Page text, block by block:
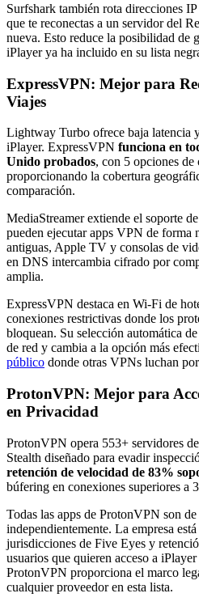
Surfshark también rota direcciones
que te reconectas a un servidor del
nueva. Esto reduce la posibilidad de
iPlayer ya ha incluido en su lista
ExpressVPN: Mejor para
Viajes
Lightway Turbo ofrece baja latencia
iPlayer. ExpressVPN funciona en
Unido probados, con 5 opciones
proporcionando la cobertura
comparación.
MediaStreamer extiende el soporte
pueden ejecutar apps VPN de
antiguas, Apple TV y consolas de
en DNS intercambia cifrado por
amplia.
ExpressVPN destaca en Wi-Fi de
conexiones restrictivas donde los
bloquean. Su selección automática
de red y cambia a la opción más
público donde otras VPNs luchan
ProtonVPN: Mejor para
en Privacidad
ProtonVPN opera 553+ servidores
Stealth diseñado para evadir
retención de velocidad de 83%
búfering en conexiones superiores a
Todas las apps de ProtonVPN son
independientemente. La empresa
jurisdicciones de Five Eyes y
usuarios que quieren acceso a
ProtonVPN proporciona el marco
cualquier proveedor en esta lista.